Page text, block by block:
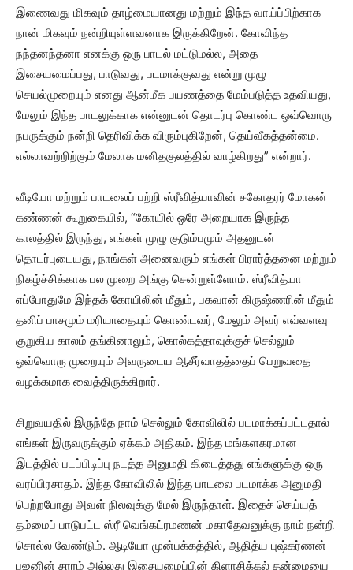
இணைவது மிகவும் தாழ்மையானது மற்றும் இந்த வாய்ப்பிற்காக
நான் மிகவும் நன்றியுள்ளவனாக இருக்கிறேன். கோவிந்த
நந்தனந்தனா எனக்கு ஒரு பாடல் மட்டுமல்ல, அதை
இசையமைப்பது, பாடுவது, படமாக்குவது என்று முழு
செயல்முறையும் எனது ஆன்மீக பயணத்தை மேம்படுத்த உதவியது,
மேலும் இந்த பாடலுக்காக என்னுடன் தொடர்பு கொண்ட ஒவ்வொரு
நபருக்கும் நன்றி தெரிவிக்க விரும்புகிறேன், தெய்வீகத்தன்மை.
எல்லாவற்றிற்கும் மேலாக மனிதகுலத்தில் வாழ்கிறது” என்றார்.
வீடியோ மற்றும் பாடலைப் பற்றி ஸ்ரீவித்யாவின் சகோதரர் மோகன்
கண்ணன் கூறுகையில், “கோயில் ஒரே அறையாக இருந்த
காலத்தில் இருந்து, எங்கள் முழு குடும்பமும் அதனுடன்
தொடர்புடையது, நாங்கள் அனைவரும் எங்கள் பிரார்த்தனை மற்றும்
நிகழ்ச்சிக்காக பல முறை அங்கு சென்றுள்ளோம். ஸ்ரீவித்யா
எப்போதுமே இந்தக் கோயிலின் மீதும், பகவான் கிருஷ்ணரின் மீதும்
தனிப் பாசமும் மரியாதையும் கொண்டவர், மேலும் அவர் எவ்வளவு
குறுகிய காலம் தங்கினாலும், கொல்கத்தாவுக்குச் செல்லும்
ஒவ்வொரு முறையும் அவருடைய ஆசீர்வாதத்தைப் பெறுவதை
வழக்கமாக வைத்திருக்கிறார்.
சிறுவயதில் இருந்தே நாம் செல்லும் கோவிலில் படமாக்கப்பட்டதால்
எங்கள் இருவருக்கும் ஏக்கம் அதிகம். இந்த மங்களகரமான
இடத்தில் படப்பிடிப்பு நடத்த அனுமதி கிடைத்தது எங்களுக்கு ஒரு
வரப்பிரசாதம். இந்த கோவிலில் இந்த பாடலை படமாக்க அனுமதி
பெற்றபோது அவள் நிலவுக்கு மேல் இருந்தாள். இதைச் செய்யத்
தம்மைப் பாடுபட்ட ஸ்ரீ வெங்கட்ரமணன் மகாதேவனுக்கு நாம் நன்றி
சொல்ல வேண்டும். ஆடியோ முன்பக்கத்தில், ஆதித்ய புஷ்கர்ணன்
பஜனின் சாரம் அல்லது இசையமைப்பின் கிளாசிக்கல் தன்மையை